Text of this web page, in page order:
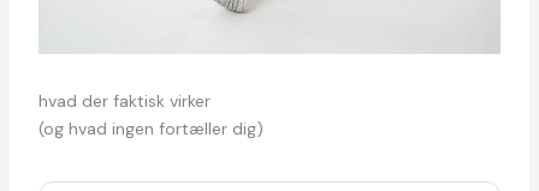
hvad der faktisk virker
(og hvad ingen fortæller dig)